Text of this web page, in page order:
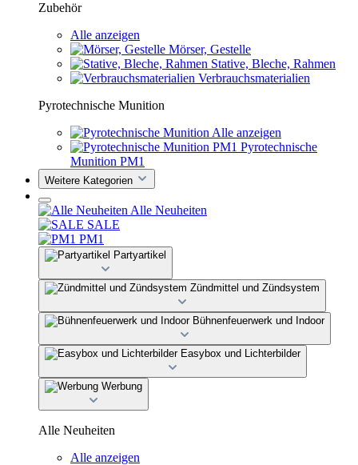
Zubehör
Alle anzeigen
Mörser, Gestelle
Stative, Bleche, Rahmen
Verbrauchsmaterialien
Pyrotechnische Munition
Alle anzeigen
Pyrotechnische
Munition PM1
Weitere Kategorien
Alle Neuheiten
SALE
PM1
Partyartikel
Zündmittel und Zündsystem
Bühnenfeuerwerk und Indoor
Easybox und Lichterbilder
Werbung
Alle Neuheiten
Alle anzeigen